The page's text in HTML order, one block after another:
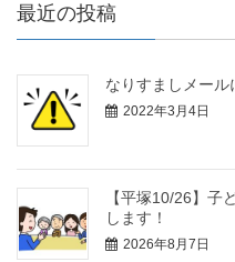
最近の投稿
なりすましメー
2022年3月4日
【平塚10/26】
します！
2026年8月7日